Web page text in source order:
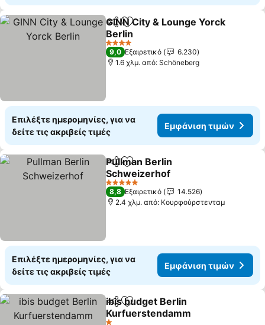
Κοινοποίηση
Προσθήκη στα αγαπημένα
GINN City & Lounge Yorck
Berlin
4 Αστέρια
9,0 Εξαιρετικό
6.230
1.6 χλμ. από: Schöneberg
Επιλέξτε ημερομηνίες, για να
δείτε τις ακριβείς τιμές
Εμφάνιση τιμών
Κοινοποίηση
Προσθήκη στα αγαπημένα
Pullman Berlin
Schweizerhof
5 Αστέρια
8,8 Εξαιρετικό
14.526
2.4 χλμ. από: Κουρφούρστενταμ
Επιλέξτε ημερομηνίες, για να
δείτε τις ακριβείς τιμές
Εμφάνιση τιμών
Κοινοποίηση
Προσθήκη στα αγαπημένα
ibis budget Berlin
Kurfuerstendamm